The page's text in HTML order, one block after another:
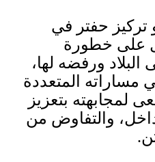
تركيز حفتر في
على خطورة
البلاد ورفضه لها،
مساراته المتعددة
لمجابهته بتعزيز
والتفاوض من
.